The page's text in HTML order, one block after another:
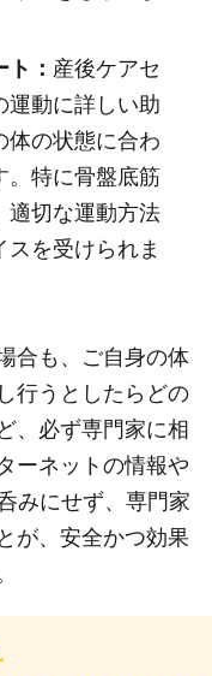
： 産後ケアセ
運動に詳しい助
体の状態に合わ
。特に骨盤底筋
適切な運動方法
を受けられま
合も、ご自身の体
行うとしたらどの
、必ず専門家に相
ーネットの情報や
みにせず、専門家
が、安全かつ効果